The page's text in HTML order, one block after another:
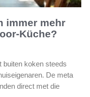
immer mehr
Küche?
buiten koken steeds
De meta
direct met die